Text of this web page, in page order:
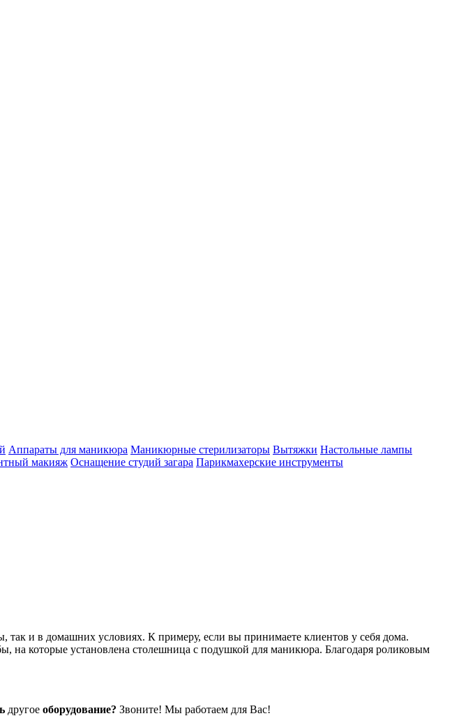
Аппараты для маникюра Маникюрные стерилизаторы Вытяжки Настольные лампы
макияж Оснащение студий загара Парикмахерские инструменты
и в домашних условиях. К примеру, если вы принимаете клиентов у себя дома.
которые установлена столешница с подушкой для маникюра. Благодаря роликовым
другое оборудование? Звоните! Мы работаем для Вас!